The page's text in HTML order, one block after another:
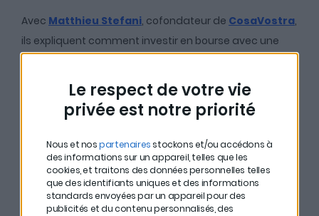
Le respect de votre vie
privée est notre priorité
Nous et nospartenaires stockons et/ou accédons à
des informations sur un appareil, telles que les
cookies, et traitons des données personnelles telles
que des identifiants uniques et des informations
standards envoyées par un appareil pour des
publicités et du contenu personnalisés, des
Avec Matthieu Stefani, cofondateur de CosaVostra,
ils expliquent comment investir en bourse avec une
prendre des risques inutiles, Xavier Delmas nous livre
ses meilleurs conseils :
éviter de perdre de l’argent au début de ses
investissements.
# Ouvrir des comptes :un PEA avec 100€ dessus ne